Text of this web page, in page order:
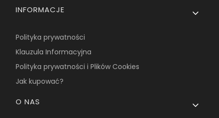
INFORMACJE
Polityka prywatności
Klauzula Informacyjna
Polityka prywatności i Plików Cookies
Jak kupować?
O NAS